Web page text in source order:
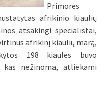
Primorės
afrikinio kiaulių
atsakingi specialistai,
afrikinį kiaulių marą,
198 kiaulės buvo
nežinoma, atliekami